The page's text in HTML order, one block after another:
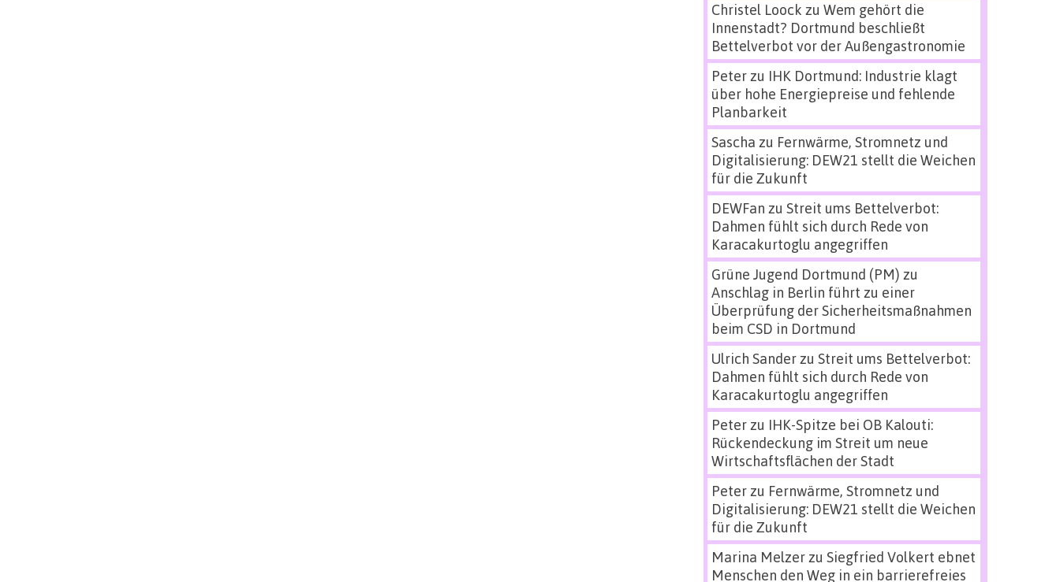
Christel Loock zu Wem gehört die
Innenstadt? Dortmund beschließt
Bettelverbot vor der Außengastronomie
Peterzu IHK Dortmund: Industrie klagt
über hohe Energiepreise und fehlende
Planbarkeit
Sascha zu Fernwärme, Stromnetz und
Digitalisierung: DEW21 stellt die Weichen
für die Zukunft
DEWFan zu Streit ums Bettelverbot:
Dahmen fühlt sich durch Rede von
Karacakurtoglu angegriffen
Grüne Jugend Dortmund (PM) zu
Anschlag in Berlin führt zu einer
Überprüfung der Sicherheitsmaßnahmen
beim CSD in Dortmund
Ulrich Sanderzu Streit ums Bettelverbot:
Dahmen fühlt sich durch Rede von
Karacakurtoglu angegriffen
Peterzu IHK-Spitze bei OB Kalouti:
Rückendeckung im Streit um neue
Wirtschaftsflächen der Stadt
Peterzu Fernwärme, Stromnetz und
Digitalisierung: DEW21 stellt die Weichen
für die Zukunft
Marina Melzerzu Siegfried Volkert ebnet
Menschen den Weg in ein barrierefreies